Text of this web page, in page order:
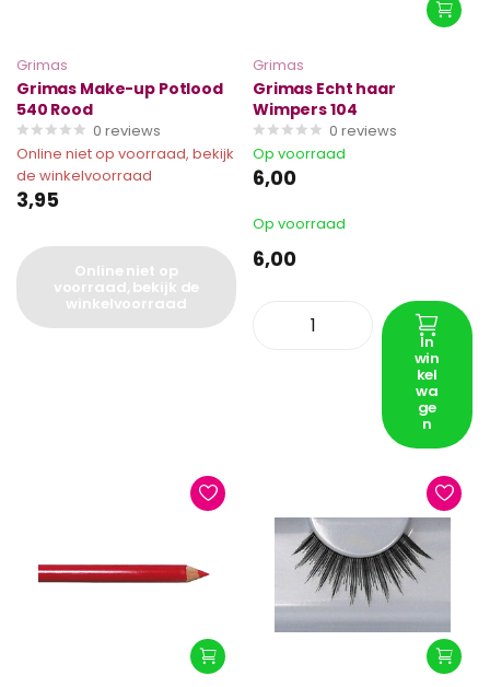
Grimas
Grimas Make-up Potlood
540 Rood
0 reviews
Online niet op voorraad, bekijk
de winkelvoorraad
3,95
Online niet op
voorraad, bekijk de
winkelvoorraad
Grimas
Grimas Echt haar
Wimpers 104
0 reviews
Op voorraad
6,00
Op voorraad
6,00
In
win
kel
wa
ge
n